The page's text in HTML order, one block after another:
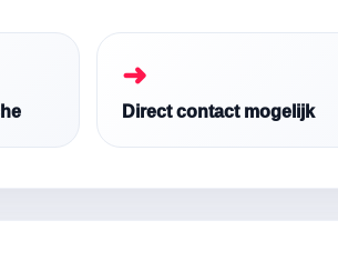
➜
Direct contact mogelijk